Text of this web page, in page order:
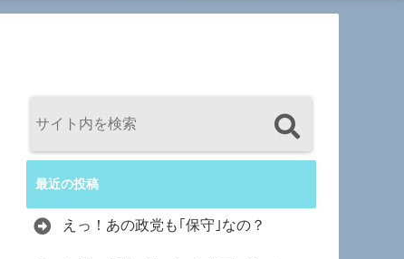
最近の投稿
えっ！あの政党も｢保守｣なの？